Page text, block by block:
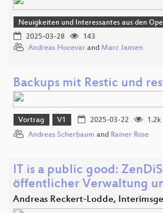
Neuigkeiten und Interessantes aus den
2025-03-28
143
Andreas Hocevar and Marc Jansen
Backups mit Restic und
Vortrag V1 2025-03-22
1.2k
Andreas Scherbaum and Rainer Rose
IT is a public good:
öffentlicher Verwaltung
Andreas Reckert-Lodde,